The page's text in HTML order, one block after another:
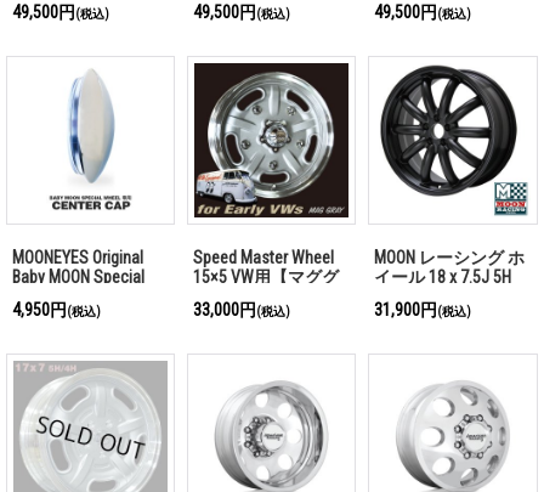
Wheel
49,500円 (税込)
Wheel
49,500円 (税込)
Wheel
49,500円 (税込)
MOONEYES Original
Baby MOON Special
4,950円 (税込)
Speed Master Wheel
15×5 VW用【マググ
G)
33,000円 (税込)
MOON レーシング ホ
イール 18 x 7.5J 5H
31,900円 (税込)